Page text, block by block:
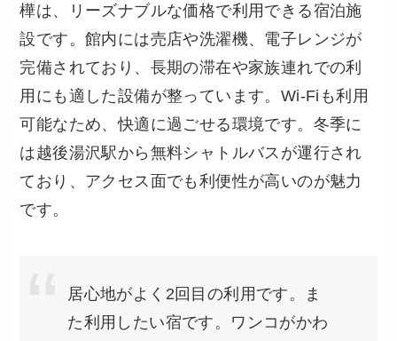
樺は、リーズナブルな価格で利用できる宿泊施
設です。館内には売店や洗濯機、電子レンジが
完備されており、長期の滞在や家族連れでの利
用にも適した設備が整っています。Wi-Fiも利用
可能なため、快適に過ごせる環境です。冬季に
は越後湯沢駅から無料シャトルバスが運行され
ており、アクセス面でも利便性が高いのが魅力
です。
居心地がよく2回目の利用です。ま
た利用したい宿です。ワンコがかわ